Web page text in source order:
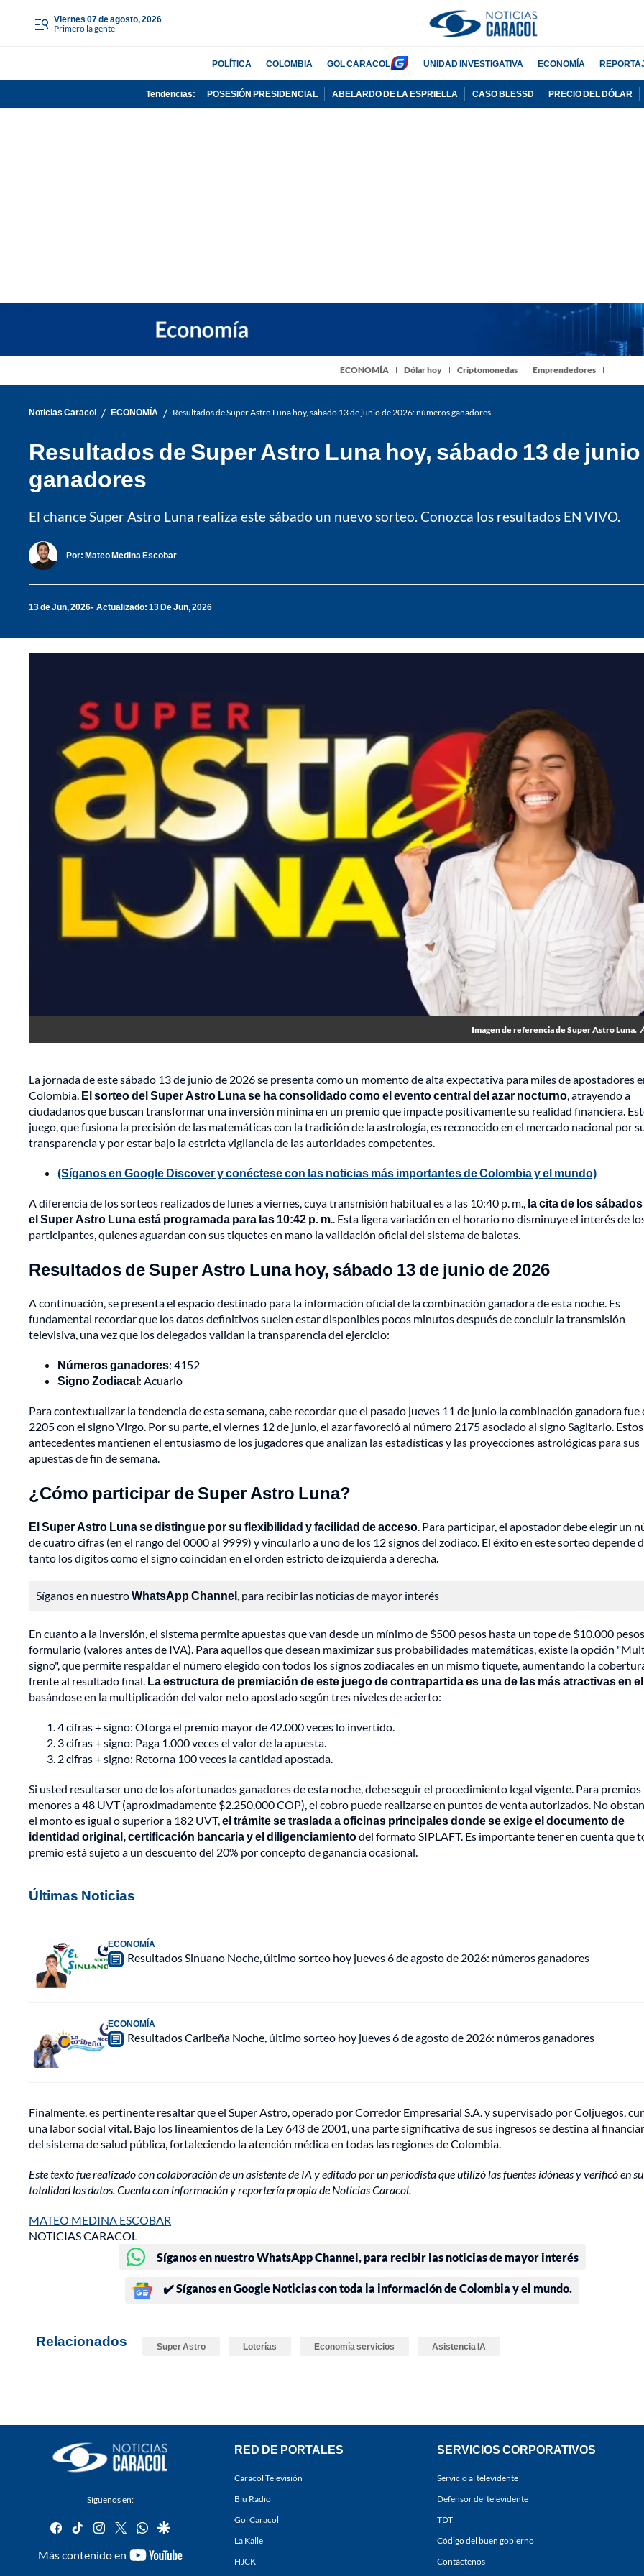
viernes 07 de agosto, 2026
Primero la gente
POLÍTICA COLOMBIA GOL CARACOL UNIDAD INVESTIGATIVA ECONOMÍA
Tendencias: POSESIÓN PRESIDENCIAL ABELARDO DE LA ESPRIELLA CASO BLESSD PRECIO DEL DÓLAR
ECONOMÍA Dólar hoy Criptomonedas Emprendedores
Noticias Caracol / ECONOMÍA / Resultados de Super Astro Luna hoy, sábado 13 de junio de 2026: números ganadores
Resultados de Super Astro Luna hoy, sábado 13 de
ganadores
El chance Super Astro Luna realiza este sábado un nuevo sorteo. Conozca los resultados EN VIVO.
Por: Mateo Medina Escobar
13 de Jun, 2026 Actualizado: 13 De Jun, 2026
Imagen de referencia de Super Astro Luna.
La jornada de este sábado 13 de junio de 2026 se presenta como un momento de alta expectativa para miles de apostadores
Colombia. El sorteo del Super Astro Luna se ha consolidado como el evento central del azar nocturno, atrayendo a
ciudadanos que buscan transformar una inversión mínima en un premio que impacte positivamente su realidad financiera.
juego, que fusiona la precisión de las matemáticas con la tradición de la astrología, es reconocido en el mercado nacional por
transparencia y por estar bajo la estricta vigilancia de las autoridades competentes.
(Síganos en Google Discover y conéctese con las noticias más importantes de Colombia y el mundo)
A diferencia de los sorteos realizados de lunes a viernes, cuya transmisión habitual es a las 10:40 p. m., la cita de los
el Super Astro Luna está programada para las 10:42 p. m.. Esta ligera variación en el horario no disminuye el interés de
participantes, quienes aguardan con sus tiquetes en mano la validación oficial del sistema de balotas.
Resultados de Super Astro Luna hoy, sábado 13 de junio de 2026
A continuación, se presenta el espacio destinado para la información oficial de la combinación ganadora de esta noche. Es
fundamental recordar que los datos definitivos suelen estar disponibles pocos minutos después de concluir la transmisión
televisiva, una vez que los delegados validan la transparencia del ejercicio:
Números ganadores: 4152
Signo Zodiacal: Acuario
Para contextualizar la tendencia de esta semana, cabe recordar que el pasado jueves 11 de junio la combinación ganadora fue
2205 con el signo Virgo. Por su parte, el viernes 12 de junio, el azar favoreció al número 2175 asociado al signo Sagitario. Estos
antecedentes mantienen el entusiasmo de los jugadores que analizan las estadísticas y las proyecciones astrológicas para sus
apuestas de fin de semana.
¿Cómo participar de Super Astro Luna?
El Super Astro Luna se distingue por su flexibilidad y facilidad de acceso. Para participar, el apostador debe elegir un
de cuatro cifras (en el rango del 0000 al 9999) y vincularlo a uno de los 12 signos del zodiaco. El éxito en este sorteo depende
tanto los dígitos como el signo coincidan en el orden estricto de izquierda a derecha.
Síganos en nuestroWhatsApp Channel, para recibir las noticias de mayor interés
En cuanto a la inversión, el sistema permite apuestas que van desde un mínimo de $500 pesos hasta un tope de $10.000
formulario (valores antes de IVA). Para aquellos que desean maximizar sus probabilidades matemáticas, existe la opción
signo", que permite respaldar el número elegido con todos los signos zodiacales en un mismo tiquete, aumentando la
frente al resultado final. La estructura de premiación de este juego de contrapartida es una de las más atractivas en
basándose en la multiplicación del valor neto apostado según tres niveles de acierto:
4 cifras + signo: Otorga el premio mayor de 42.000 veces lo invertido.
3 cifras + signo: Paga 1.000 veces el valor de la apuesta.
2 cifras + signo: Retorna 100 veces la cantidad apostada.
Si usted resulta ser uno de los afortunados ganadores de esta noche, debe seguir el procedimiento legal vigente. Para premios
menores a 48 UVT (aproximadamente $2.250.000 COP), el cobro puede realizarse en puntos de venta autorizados. No
el monto es igual o superior a 182 UVT,el trámite se traslada a oficinas principales donde se exige el documento de
identidad original, certificación bancaria y el diligenciamientodel formato SIPLAFT. Es importante tener en cuenta que
premio está sujeto a un descuento del 20% por concepto de ganancia ocasional.
Últimas Noticias
ECONOMÍA
Resultados Sinuano Noche, último sorteo hoy jueves 6 de agosto de 2026: números ganadores
ECONOMÍA
Resultados Caribeña Noche, último sorteo hoy jueves 6 de agosto de 2026: números ganadores
Finalmente, es pertinente resaltar que el Super Astro, operado por Corredor Empresarial S.A. y supervisado por Coljuegos,
una labor social vital. Bajo los lineamientos de la Ley 643 de 2001, una parte significativa de sus ingresos se destina al
del sistema de salud pública, fortaleciendo la atención médica en todas las regiones de Colombia.
Este texto fue realizado con colaboración de un asistente de IA y editado por un periodista que utilizó las fuentes idóneas y verificó en su
totalidad los datos. Cuenta con información y reportería propia de Noticias Caracol.
MATEO MEDINA ESCOBAR
NOTICIAS CARACOL
Síganos en nuestro WhatsApp Channel, para recibir las noticias de mayor interés
✔️ Síganos en Google Noticias con toda la información de Colombia y el mundo.
Relacionados Super Astro Loterías Economía servicios Asistencia IA
Síguenos en:
facebook
tiktok instagram
twitterwhatsapp
google
Más contenido en
youtube-
RED DE PORTALES
Caracol Televisión
Blu Radio
Gol Caracol
La Kalle
HJCK
SERVICIOS CORPORATIVOS
Servicio al televidente
Defensor del televidente
TDT
Código del buen gobierno
Contáctenos